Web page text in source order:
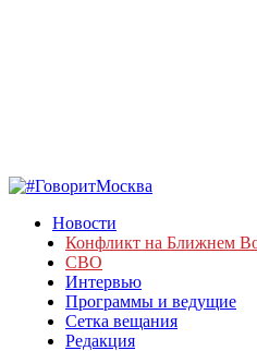
Новости
Конфликт на Ближнем
СВО
Интервью
Программы и ведущие
Сетка вещания
Редакция